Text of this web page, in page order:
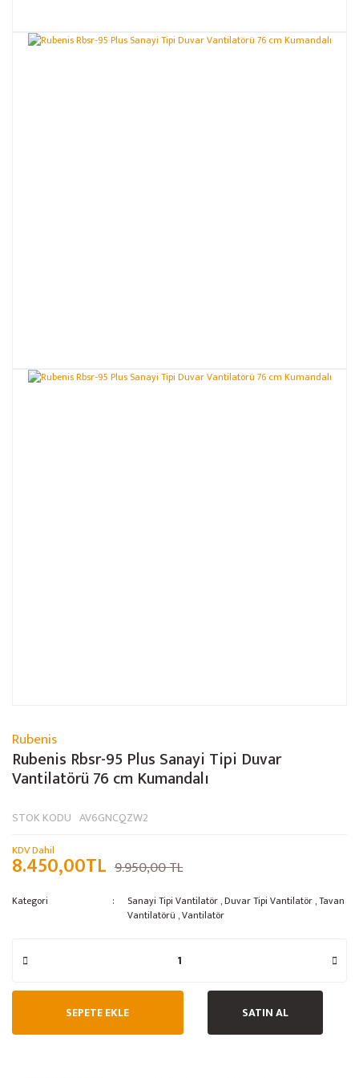
Rubenis
Rubenis Rbsr-95 Plus Sanayi Tipi Duvar
Vantilatörü 76 cm Kumandalı
STOK KODU AV6GNCQZW2
KDV Dahil
8.450,00TL 9.950,00 TL
Kategori Sanayi Tipi Vantilatör ,Duvar Tipi Vantilatör ,Tavan
Vantilatörü ,Vantilatör
SEPETE EKLE SATIN AL